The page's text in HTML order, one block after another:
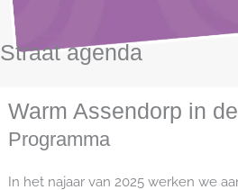
Straat agenda
Warm Assendorp in
Programma
In het najaar van 2025 werken we